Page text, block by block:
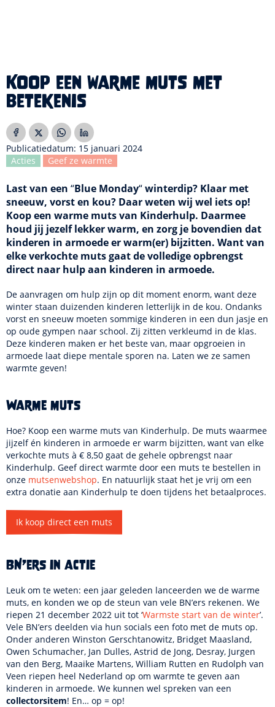
Koop een warme muts met
betekenis
Publicatiedatum: 15 januari 2024
Acties
Geef ze warmte
Last van een “Blue Monday“winterdip? Klaar met
sneeuw, vorst en kou? Daar weten wij wel iets op!
Koop een warme muts van Kinderhulp. Daarmee
houd jij jezelf lekker warm, en zorg je bovendien dat
kinderen in armoede er warm(er) bijzitten. Want van
elke verkochte muts gaat de volledige opbrengst
direct naar hulp aan kinderen in armoede.
De aanvragen om hulp zijn op dit moment enorm, want deze
winter staan duizenden kinderen letterlijk in de kou. Ondanks
vorst en sneeuw moeten sommige kinderen in een dun jasje en
op oude gympen naar school. Zij zitten verkleumd in de klas.
Deze kinderen maken er het beste van, maar opgroeien in
armoede laat diepe mentale sporen na. Laten we ze samen
warmte geven!
Warme muts
Hoe? Koop een warme muts van Kinderhulp. De muts waarmee
jijzelf én kinderen in armoede er warm bijzitten, want van elke
verkochte muts à € 8,50 gaat de gehele opbrengst naar
Kinderhulp. Geef direct warmte door een muts te bestellen in
onze mutsenwebshop. En natuurlijk staat het je vrij om een
extra donatie aan Kinderhulp te doen tijdens het betaalproces.
Ik koop direct een muts
BN’ers in actie
Leuk om te weten: een jaar geleden lanceerden we de warme
muts, en konden we op de steun van vele BN’ers rekenen. We
riepen 21 december 2022 uit tot ‘Warmste start van de winter’.
Vele BN’ers deelden via hun socials een foto met de muts op.
Onder anderen Winston Gerschtanowitz, Bridget Maasland,
Owen Schumacher, Jan Dulles, Astrid de Jong, Desray, Jurgen
van den Berg, Maaike Martens, William Rutten en Rudolph van
Veen riepen heel Nederland op om warmte te geven aan
kinderen in armoede. We kunnen wel spreken van een
collectorsitem! En… op = op!